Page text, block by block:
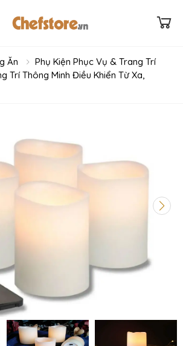
Ăn
Phụ Kiện Phục Vụ & Trang Trí
Trí Thông Minh Điều Khiển Từ Xa,